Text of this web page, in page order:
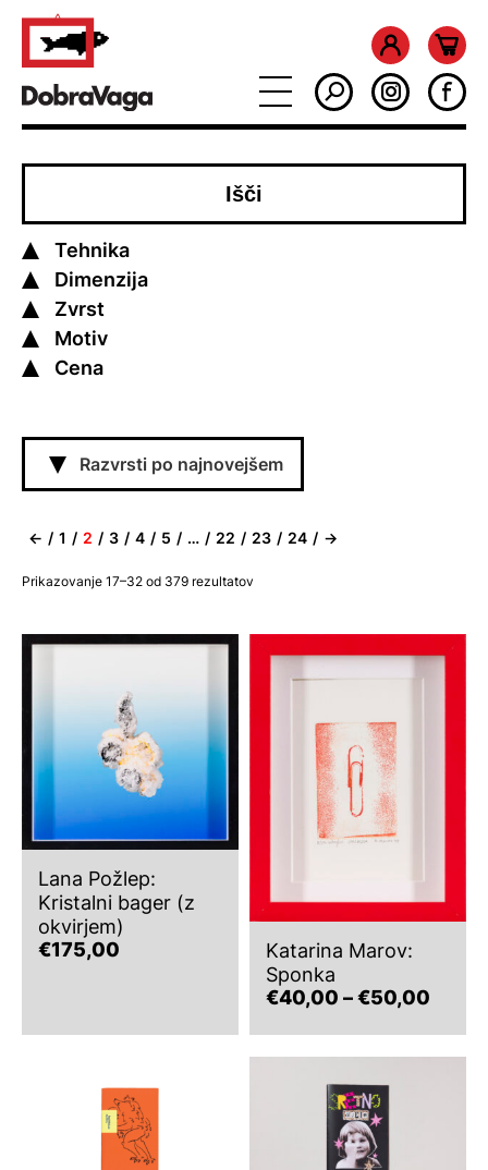
Tehnika
Dimenzija
Zvrst
Motiv
Cena
← 1 2 3 4 5 … 22 23 24 →
Prikazovanje 17–32 od 379 rezultatov
Razvrsti po najnovejšem
Lana Požlep:
Kristalni bager (z
okvirjem)
€175,00
Katarina Marov:
Sponka
€40,00 –€50,00
od
izdelek